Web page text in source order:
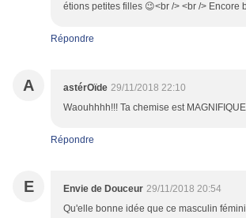
étions petites filles 😉<br /> <br /> Encore
Répondre
A astérOïde 29/11/2018 22:10
Waouhhhh!!! Ta chemise est
Répondre
E Envie de Douceur 29/11/2018 20:54
Qu'elle bonne idée que ce masculin